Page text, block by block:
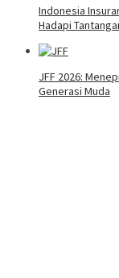
Indonesia
Hadapi
JFF 2026:
Generasi Muda